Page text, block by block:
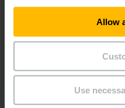
Allow
Use
Projektstufe vor, in der
Weiterentwicklung des
„Unser Anspruch ist es,
herauszufinden, wie sich
in reale Anwendungen
FalcOn markiert dafür einen